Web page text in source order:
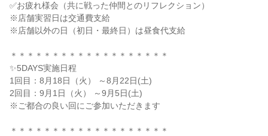
✅お疲れ様会（共に戦った仲間とのリフレクション）
※店舗実習日は交通費支給
※店舗以外の日（初日・最終日）は昼食代支給
＊＊＊＊＊＊＊＊＊＊＊＊＊＊＊＊＊＊＊
✨5DAYS実施日程
1回目：8月18日（火） ～8月22日(土)
2回目：9月1日（火） ～9月5日(土)
※ご都合の良い回にご参加いただきます
＊＊＊＊＊＊＊＊＊＊＊＊＊＊＊＊＊＊＊